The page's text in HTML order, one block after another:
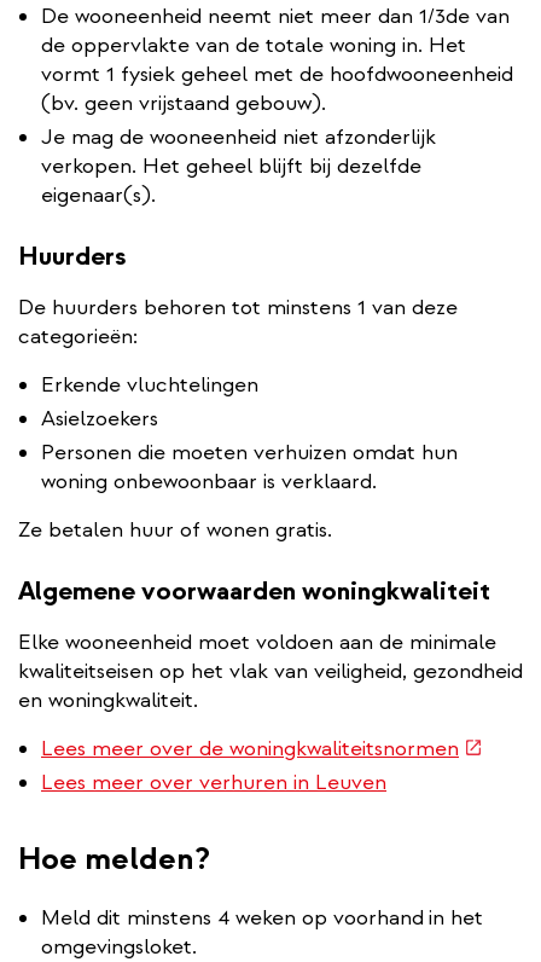
De wooneenheid neemt niet meer dan 1/3de van
de oppervlakte van de totale woning in. Het
vormt 1 fysiek geheel met de hoofdwooneenheid
(bv. geen vrijstaand gebouw).
Je mag de wooneenheid niet afzonderlijk
verkopen. Het geheel blijft bij dezelfde
eigenaar(s).
Huurders
De huurders behoren tot minstens 1 van deze
categorieën:
Erkende vluchtelingen
Asielzoekers
Personen die moeten verhuizen omdat hun
woning onbewoonbaar is verklaard.
Ze betalen huur of wonen gratis.
Algemene voorwaarden woningkwaliteit
Elke wooneenheid moet voldoen aan de minimale
kwaliteitseisen op het vlak van veiligheid, gezondheid
en woningkwaliteit.
Lees meer over de woningkwaliteitsnormen (externe
Lees meer over verhuren in Leuven
Hoe melden?
Meld dit minstens 4 weken op voorhand in het
omgevingsloket.